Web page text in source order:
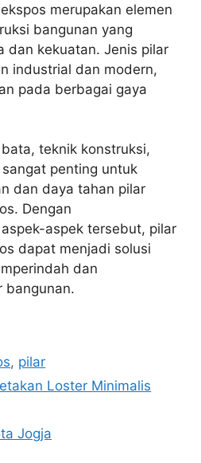
merupakan elemen
bangunan yang
dan kekuatan. Jenis pilar
industrial dan modern,
pada berbagai gaya
teknik konstruksi,
penting untuk
dan daya tahan pilar
Dengan
aspek tersebut, pilar
dapat menjadi solusi
dan
bangunan.
, pilar
Loster Minimalis
Jogja